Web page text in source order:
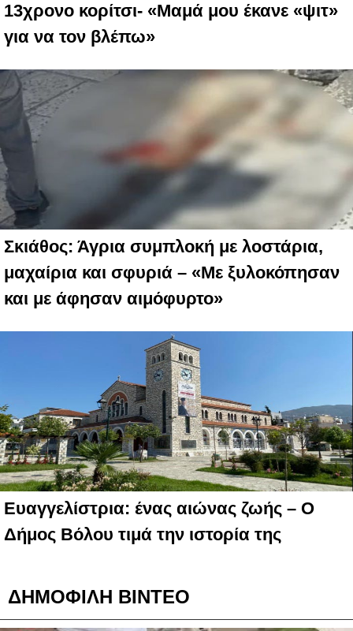
13χρονο κορίτσι- «Μαμά μου έκανε «ψιτ»
για να τον βλέπω»
Σκιάθος: Άγρια συμπλοκή με λοστάρια,
μαχαίρια και σφυριά – «Με ξυλοκόπησαν
και με άφησαν αιμόφυρτο»
Ευαγγελίστρια: ένας αιώνας ζωής – Ο
Δήμος Βόλου τιμά την ιστορία της
ΔΗΜΟΦΙΛΗ ΒΙΝΤΕΟ